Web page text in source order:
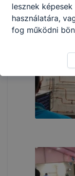
lesznek
használatára,
fog működni